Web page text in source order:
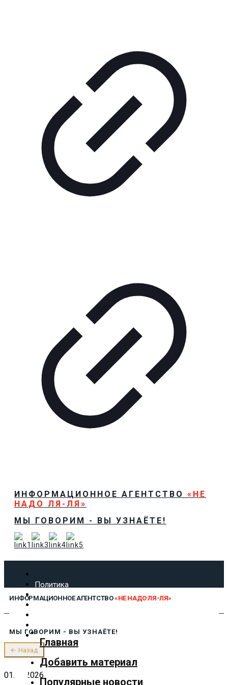
ИНФОРМАЦИОННОЕ АГЕНТСТВО «НЕ
НАДО ЛЯ-ЛЯ»
МЫ ГОВОРИМ - ВЫ УЗНАЁТЕ!
Политика
Экономика
Культура
Предложить новость
О нас
ИНФОРМАЦИОННОЕ АГЕНТСТВО«НЕ НАДО ЛЯ-ЛЯ»
Главная
Добавить материал
Популярные новости
МЫ ГОВОРИМ - ВЫ УЗНАЁТЕ!
← Назад
01.06.2026